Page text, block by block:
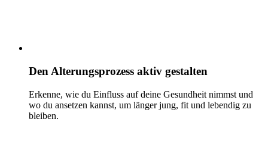
Den Alterungsprozess aktiv gestalten
Erkenne, wie du Einfluss auf deine Gesundheit nimmst und
wo du ansetzen kannst, um länger jung, fit und lebendig zu
bleiben.